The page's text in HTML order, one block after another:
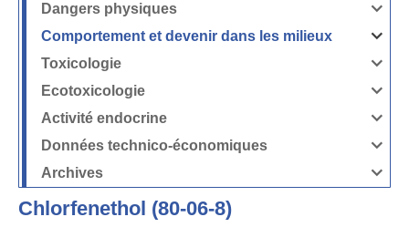
générales
la
chimie
Dangers physiques
Ouvrir
la
Comportement et devenir dans les milieux
Ouvrir
la
et
les
milieux
Toxicologie
Ouvrir
la
Ecotoxicologie
Ouvrir
la
Activité endocrine
Ouvrir
la
endocrine
Données technico-économiques
Ouvrir
la
Données
Archives
Ouvrir
Chlorfenethol (80-06-8)